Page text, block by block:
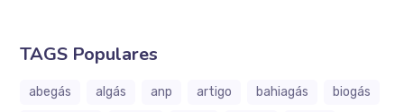
TAGS Populares
abegás algás anp artigo bahiagás
biogás